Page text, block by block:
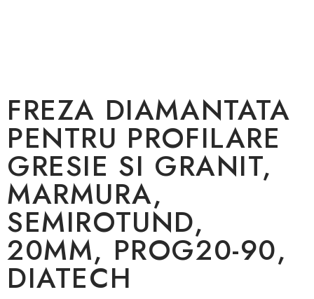
FREZA DIAMANTATA
PENTRU PROFILARE
GRESIE SI GRANIT,
MARMURA,
SEMIROTUND,
20MM, PROG20-90,
DIATECH